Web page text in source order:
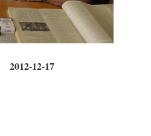
2012-12-17